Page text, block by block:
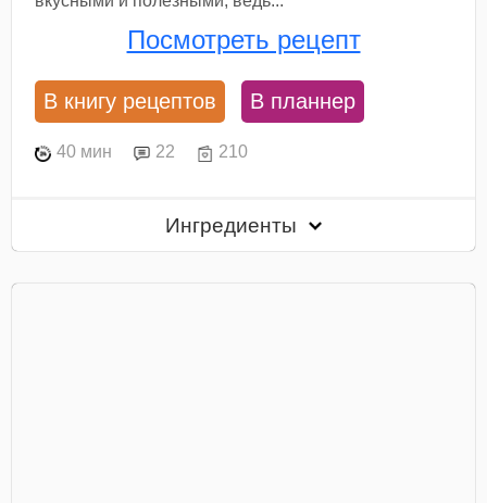
Посмотреть рецепт
В книгу рецептов В планнер
40 мин 22 210
Ингредиенты